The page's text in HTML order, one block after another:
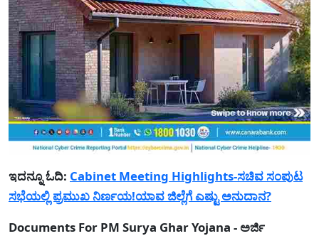
ಇದನ್ನೂ ಓದಿ: Cabinet Meeting Highlights-ಸಚಿವ ಸಂಪುಟ
ಸಭೆಯಲ್ಲಿ ಪ್ರಮುಖ ನಿರ್ಣಯ!ಯಾವ ಜಿಲ್ಲೆಗೆ ಎಷ್ಟು ಅನುದಾನ?
Documents For PM Surya Ghar Yojana - ಅರ್ಜಿ